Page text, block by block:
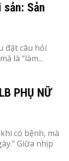
Sản
đặt câu hỏi
là “làm...
PHỤ NỮ
có bệnh, mà
Giữa nhịp